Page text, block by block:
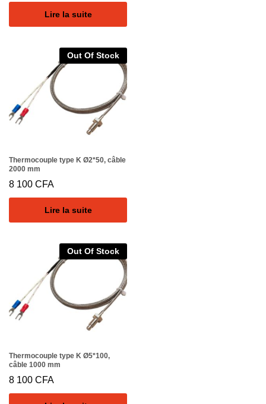
Lire la suite
Out Of Stock
Thermocouple type K Ø2*50, câble
2000 mm
8 100 CFA
Lire la suite
Out Of Stock
Thermocouple type K Ø5*100,
câble 1000 mm
8 100 CFA